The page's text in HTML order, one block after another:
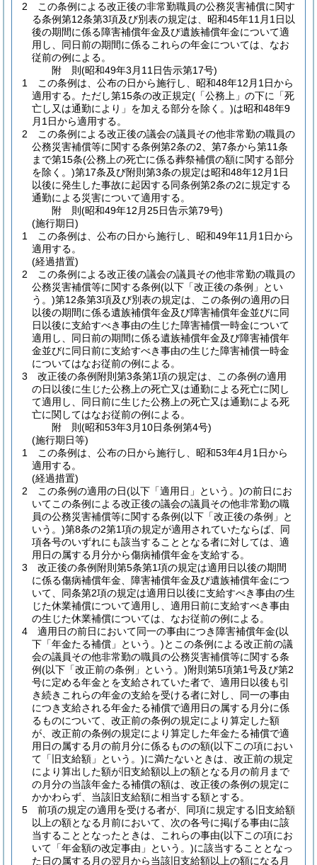
2
この条例による改正後の非常勤職員の公務災害補償に関す
る条例第12条第3項及び別表の規定は、昭和45年11月1日以
後の期間に係る障害補償年金及び遺族補償年金について適
用し、同日前の期間に係るこれらの年金については、なお
従前の例による。
附 則(昭和49年3月11日告示第17号)
1
この条例は、公布の日から施行し、昭和48年12月1日から
適用する。 ただし第15条の改正規定(「公務上」の下に「死
亡し又は通勤により」を加える部分を除く。)は昭和48年9
月1日から適用する。
2
この条例による改正後の議会の議員その他非常勤の職員の
公務災害補償等に関する条例第2条の2、第7条から第11条
まで第15条(公務上の死亡に係る葬祭補償の額に関する部分
を除く。)第17条及び附則第3条の規定は昭和48年12月1日
以後に発生した事故に起因する同条例第2条の2に規定する
通勤による災害について適用する。
附 則(昭和49年12月25日告示第79号)
(施行期日)
1
この条例は、公布の日から施行し、昭和49年11月1日から
適用する。
(経過措置)
2
この条例による改正後の議会の議員その他非常勤の職員の
公務災害補償等に関する条例(以下「改正後の条例」とい
う。)第12条第3項及び別表の規定は、この条例の適用の日
以後の期間に係る遺族補償年金及び障害補償年金並びに同
日以後に支給すべき事由の生じた障害補償一時金について
適用し、同日前の期間に係る遺族補償年金及び障害補償年
金並びに同日前に支給すべき事由の生じた障害補償一時金
についてはなお従前の例による。
3
改正後の条例附則第3条第1項の規定は、この条例の適用
の日以後に生じた公務上の死亡又は通勤による死亡に関し
て適用し、同日前に生じた公務上の死亡又は通勤による死
亡に関してはなお従前の例による。
附 則(昭和53年3月10日条例第4号)
(施行期日等)
1
この条例は、公布の日から施行し、昭和53年4月1日から
適用する。
(経過措置)
2
この条例の適用の日(以下「適用日」という。)の前日にお
いてこの条例による改正後の議会の議員その他非常勤の職
員の公務災害補償等に関する条例(以下「改正後の条例」と
いう。)第8条の2第1項の規定が適用されていたならば、同
項各号のいずれにも該当することとなる者に対しては、適
用日の属する月分から傷病補償年金を支給する。
3
改正後の条例附則第5条第1項の規定は適用日以後の期間
に係る傷病補償年金、障害補償年金及び遺族補償年金につ
いて、同条第2項の規定は適用日以後に支給すべき事由の生
じた休業補償について適用し、適用日前に支給すべき事由
の生じた休業補償については、なお従前の例による。
4
適用日の前日において同一の事由につき障害補償年金(以
下「年金たる補償」という。)とこの条例による改正前の議
会の議員その他非常勤の職員の公務災害補償等に関する条
例(以下「改正前の条例」という。)附則第5項第1号及び第2
号に定める年金とを支給されていた者で、適用日以後も引
き続きこれらの年金の支給を受ける者に対し、同一の事由
につき支給される年金たる補償で適用日の属する月分に係
るものについて、改正前の条例の規定により算定した額
が、改正前の条例の規定により算定した年金たる補償で適
用日の属する月の前月分に係るものの額(以下この項におい
て「旧支給額」という。)に満たないときは、改正前の規定
により算出した額が旧支給額以上の額となる月の前月まで
の月分の当該年金たる補償の額は、改正後の条例の規定に
かかわらず、当該旧支給額に相当する額とする。
5
前項の規定の適用を受ける者が、同項に規定する旧支給額
以上の額となる月前において、次の各号に掲げる事由に該
当することとなったときは、これらの事由(以下この項にお
いて「年金額の改定事由」という。)に該当することとなっ
た日の属する月の翌月から当該旧支給額以上の額になる月